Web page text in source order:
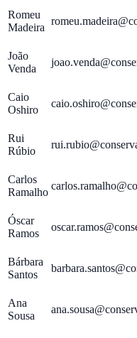
Romeu
Madeira
João
Venda
Caio
Oshiro
Rui
Rúbio
Carlos
Ramalho
Óscar
Ramos
Bárbara
Santos
Ana
Sousa